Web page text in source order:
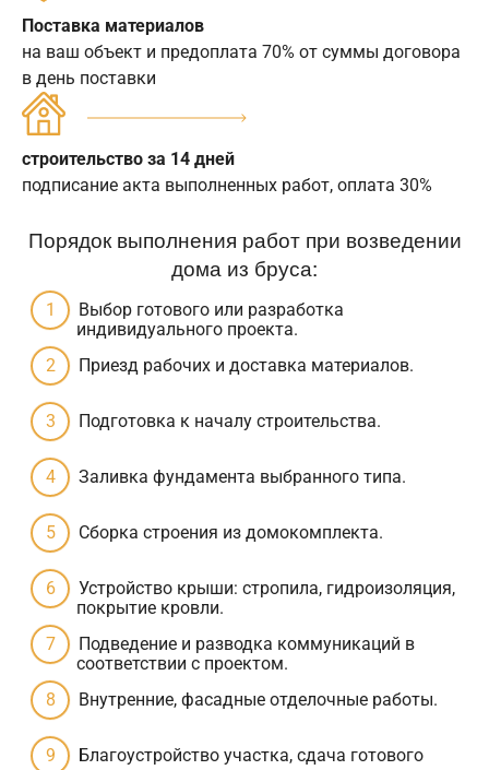
Поставка материалов
на ваш объект и предоплата 70% от суммы договора
в день поставки
строительство за 14 дней
подписание акта выполненных работ, оплата 30%
Порядок выполнения работ при возведении
дома из бруса:
Выбор готового или разработка
индивидуального проекта.
Приезд рабочих и доставка материалов.
Подготовка к началу строительства.
Заливка фундамента выбранного типа.
Сборка строения из домокомплекта.
Устройство крыши: стропила, гидроизоляция,
покрытие кровли.
Подведение и разводка коммуникаций в
соответствии с проектом.
Внутренние, фасадные отделочные работы.
Благоустройство участка, сдача готового